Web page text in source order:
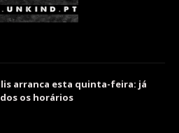
arranca esta quinta-feira: já
os horários